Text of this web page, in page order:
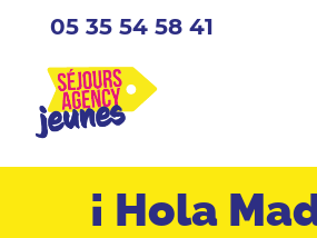
05 35 54 58 41
¡ Hola